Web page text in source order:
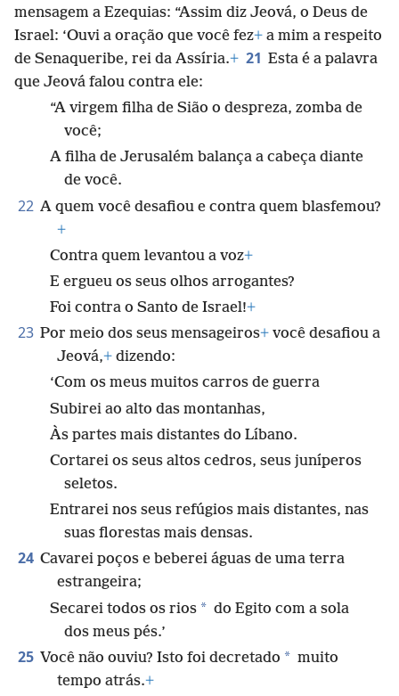
mensagem a Ezequias: “Assim diz Jeová, o Deus de
Israel: ‘Ouvi a oração que você fez+ a mim a respeito
de Senaqueribe, rei da Assíria.+ 21 Esta é a palavra
que Jeová falou contra ele:
“A virgem filha de Sião o despreza, zomba de
você;
A filha de Jerusalém balança a cabeça diante
de você.
22 A quem você desafiou e contra quem blasfemou?
+
Contra quem levantou a voz+
E ergueu os seus olhos arrogantes?
Foi contra o Santo de Israel!+
23 Por meio dos seus mensageiros+ você desafiou a
Jeová,+ dizendo:
‘Com os meus muitos carros de guerra
Subirei ao alto das montanhas,
Às partes mais distantes do Líbano.
Cortarei os seus altos cedros, seus juníperos
seletos.
Entrarei nos seus refúgios mais distantes, nas
suas florestas mais densas.
24 Cavarei poços e beberei águas de uma terra
estrangeira;
Secarei todos os rios * do Egito com a sola
dos meus pés.’
25 Você não ouviu? Isto foi decretado * muito
tempo atrás.+